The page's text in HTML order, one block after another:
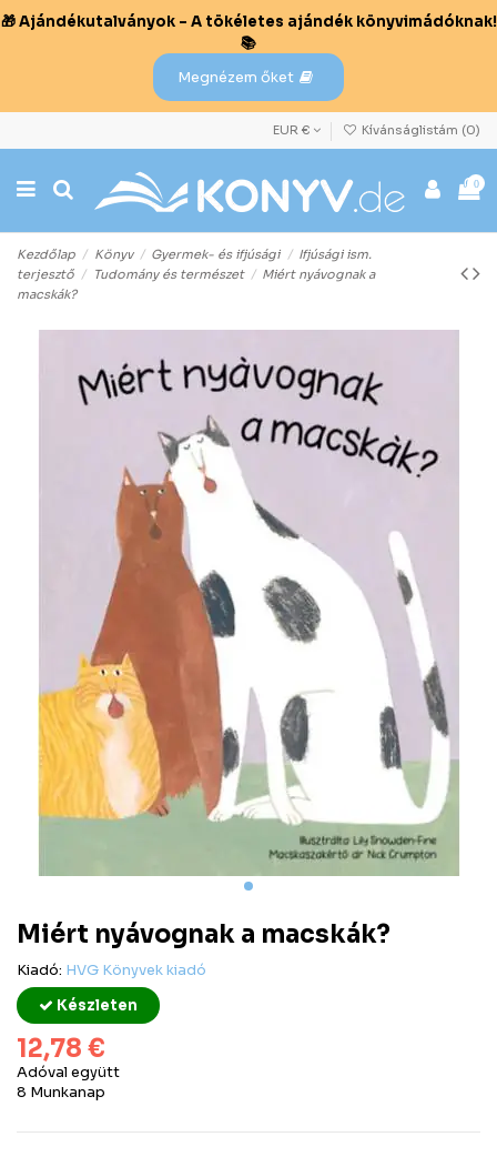
🎁 Ajándékutalványok – A tökéletes ajándék könyvimádóknak!
📚
Megnézem őket
EUR € Kívánságlistám (0)
0
Kezdőlap Könyv Gyermek- és ifjúsági
Ifjúsági ism.
terjesztő
Tudomány és természet
Miért nyávognak a
macskák?
Miért nyávognak a macskák?
Kiadó: HVG Könyvek kiadó
Készleten
12,78 €
Adóval együtt
8 Munkanap